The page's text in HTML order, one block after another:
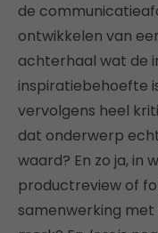
de
ontwikkelen van
achterhaal wat de
inspiratiebehoefte
vervolgens heel
dat onderwerp
waard? En zo ja, in
productreview of
samenwerking met